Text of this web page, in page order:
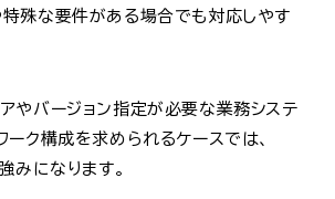
殊な要件がある場合でも対応しやす
やバージョン指定が必要な業務システ
ーク構成を求められるケースでは、
みになります。